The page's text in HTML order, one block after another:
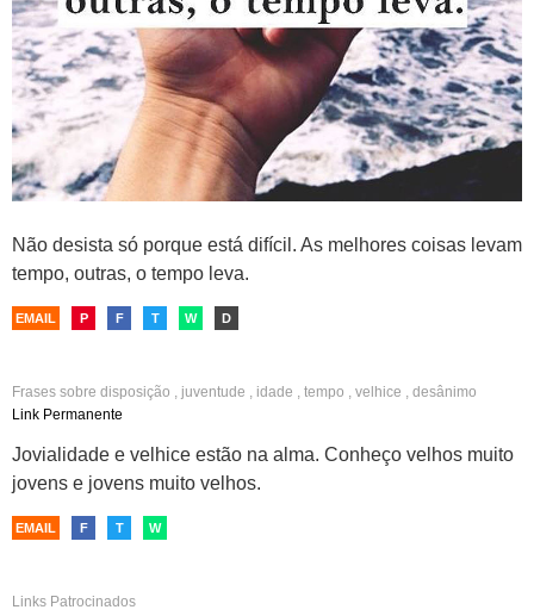
Não desista só porque está difícil. As melhores coisas levam
tempo, outras, o tempo leva.
EMAIL P F T W D
Frases sobre disposição juventude idade tempo velhice
desânimo
Link Permanente
Jovialidade e velhice estão na alma. Conheço velhos muito
jovens e jovens muito velhos.
EMAIL F T W
Links Patrocinados